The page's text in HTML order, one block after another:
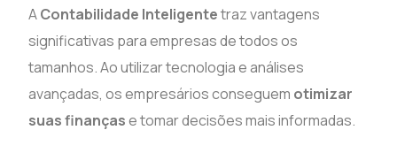
AContabilidade Inteligentetraz vantagens
significativas para empresas de todos os
tamanhos. Ao utilizar tecnologia e análises
avançadas, os empresários conseguem otimizar
suas finançase tomar decisões mais informadas.